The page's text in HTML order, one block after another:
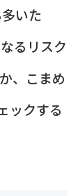
いた
るリスク
、こまめ
ックする